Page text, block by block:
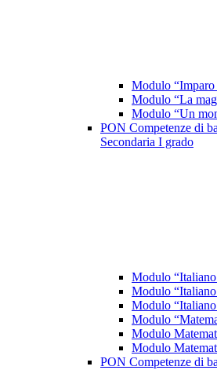
Modulo “Imparo
Modulo “La
Modulo “Un
PON Competenze di
Secondaria I grado
Modulo
Modulo
Modulo
Modulo
Modulo
Modulo
PON Competenze di